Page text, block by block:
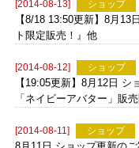
[2014-08-13] ショップ
【8/18 13:50更新】8月
ト限定販売！』他
[2014-08-12] ショップ
【19:05更新】8月12日
「ネイビーアバター」販